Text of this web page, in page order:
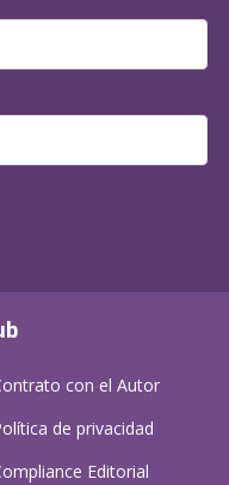
con el Autor
de privacidad
Editorial